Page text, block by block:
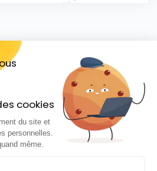
cookies
du site et
personnelles.
même.
gratuitement à
hebdo
notre ebook